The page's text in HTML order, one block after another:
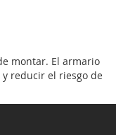
montar. El armario
reducir el riesgo de